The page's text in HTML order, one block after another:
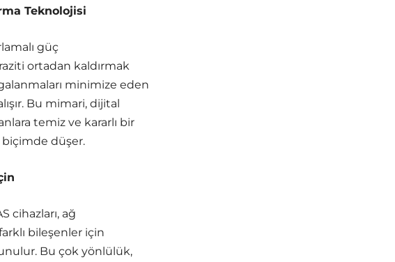
Teknolojisi
güç
ortadan kaldırmak
minimize eden
Bu mimari, dijital
temiz ve kararlı bir
biçimde düşer.
cihazları, ağ
bileşenler için
Bu çok yönlülük,